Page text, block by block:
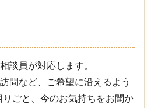
談員が対応します。
問など、ご希望に沿えるよう
ごと、今のお気持ちをお聞か